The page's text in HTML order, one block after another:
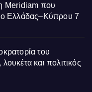
Meridiam που
Ελλάδας–Κύπρου 7
του
και πολιτικός